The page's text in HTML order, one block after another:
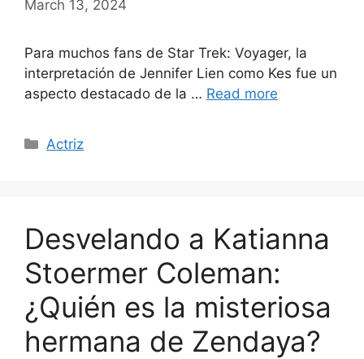
March 13, 2024
Para muchos fans de Star Trek: Voyager, la
interpretación de Jennifer Lien como Kes fue un
aspecto destacado de la … Read more
Categories
Actriz
Desvelando a Katianna
Stoermer Coleman:
¿Quién es la misteriosa
hermana de Zendaya?